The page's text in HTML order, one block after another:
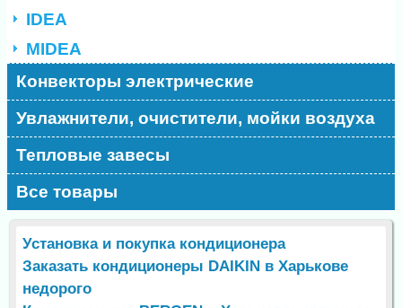
IDEA
MIDEA
Конвекторы электрические
Увлажнители, очистители, мойки воздуха
Тепловые завесы
Все товары
Установка и покупка кондиционера
Заказать кондиционеры DAIKIN в Харькове
недорого